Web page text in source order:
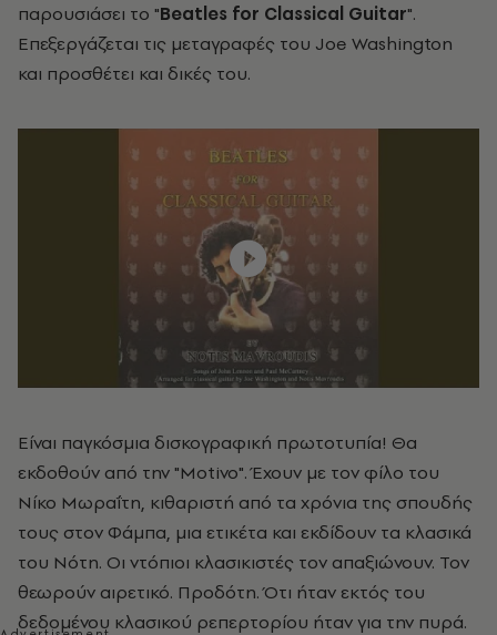
παρουσιάσει το "Beatles for Classical Guitar".
Επεξεργάζεται τις μεταγραφές του Joe Washington
και προσθέτει και δικές του.
Είναι παγκόσμια δισκογραφική πρωτοτυπία! Θα
εκδοθούν από την "Motivo". Έχουν με τον φίλο του
Νίκο Μωραΐτη, κιθαριστή από τα χρόνια της σπουδής
τους στον Φάμπα, μια ετικέτα και εκδίδουν τα κλασικά
του Νότη. Οι ντόπιοι κλασικιστές τον απαξιώνουν. Τον
θεωρούν αιρετικό. Προδότη. Ότι ήταν εκτός του
δεδομένου κλασικού ρεπερτορίου ήταν για την πυρά.